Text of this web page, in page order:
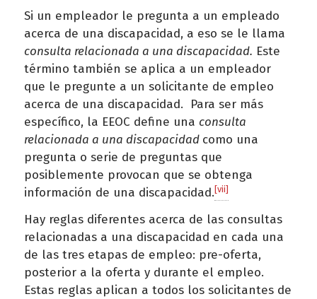
Si un empleador le pregunta a un empleado
acerca de una discapacidad, a eso se le llama
consulta relacionada a una discapacidad. Este
término también se aplica a un empleador
que le pregunte a un solicitante de empleo
acerca de una discapacidad. Para ser más
específico, la EEOC define una consulta
relacionada a una discapacidad como una
pregunta o serie de preguntas que
posiblemente provocan que se obtenga
información de una discapacidad.[vii]
Hay reglas diferentes acerca de las consultas
relacionadas a una discapacidad en cada una
de las tres etapas de empleo: pre-oferta,
posterior a la oferta y durante el empleo.
Estas reglas aplican a todos los solicitantes de